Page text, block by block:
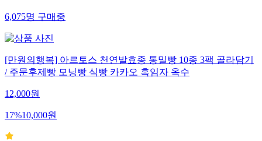
6,075명 구매중
[만원의행복] 아르토스 천연발효종 통밀빵 10종 3팩 골라담기
/ 주문후제빵 모닝빵 식빵 카카오 흑임자 옥수
12,000원
17%10,000원